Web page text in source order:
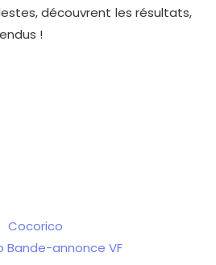
découvrent les résultats,
!
Cocorico
Bande-annonce VF